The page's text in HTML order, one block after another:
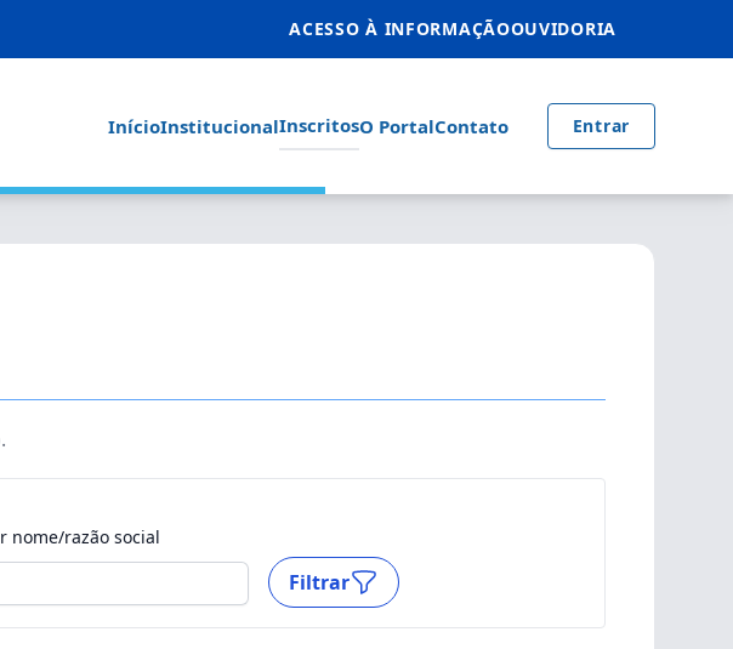
ACESSO À INFORMAÇÃOOUVIDORIA
InícioInstitucionalInscritosO PortalContato Entrar
nome/razão social
Filtrar